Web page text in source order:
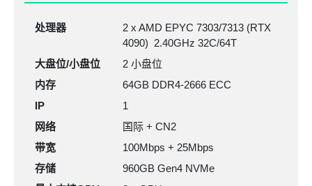
处理器
2 x AMD EPYC 7303/7313 (RTX
4090) 2.40GHz 32C/64T
大盘位/小盘位
2 小盘位
内存
64GB DDR4-2666 ECC
IP
1
网络
国际 + CN2
带宽
100Mbps + 25Mbps
存储
960GB Gen4 NVMe